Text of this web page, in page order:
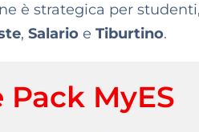
è strategica per
, Salarioe Tiburtino.
MyES